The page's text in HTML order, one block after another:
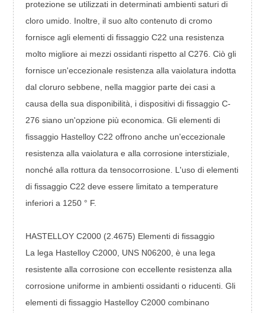
protezione se utilizzati in determinati ambienti saturi di
cloro umido. Inoltre, il suo alto contenuto di cromo
fornisce agli elementi di fissaggio C22 una resistenza
molto migliore ai mezzi ossidanti rispetto al C276. Ciò gli
fornisce un'eccezionale resistenza alla vaiolatura indotta
dal cloruro sebbene, nella maggior parte dei casi a
causa della sua disponibilità, i dispositivi di fissaggio C-
276 siano un'opzione più economica. Gli elementi di
fissaggio Hastelloy C22 offrono anche un'eccezionale
resistenza alla vaiolatura e alla corrosione interstiziale,
nonché alla rottura da tensocorrosione. L'uso di elementi
di fissaggio C22 deve essere limitato a temperature
inferiori a 1250 ° F.
HASTELLOY C2000 (2.4675) Elementi di fissaggio
La lega Hastelloy C2000, UNS N06200, è una lega
resistente alla corrosione con eccellente resistenza alla
corrosione uniforme in ambienti ossidanti o riducenti. Gli
elementi di fissaggio Hastelloy C2000 combinano